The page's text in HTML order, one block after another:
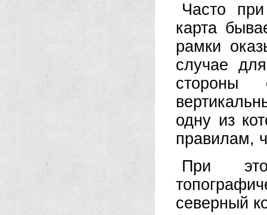
Часто
карта
рамки
случае
стороны
одну из
правилам,
При
северный